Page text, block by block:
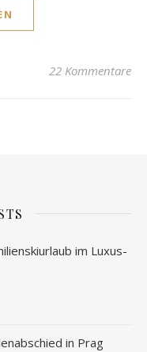
22 Kommentare
im Luxus-
in Prag